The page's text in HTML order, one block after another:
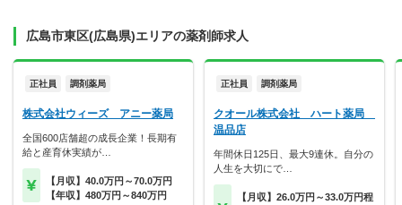
広島市東区(広島県)エリアの薬剤師求人
正社員 調剤薬局
株式会社ウィーズ アニー薬局
全国600店舗超の成長企業！長期有
給と産育休実績が…
【月収】40.0万円～70.0万円
【年収】480万円～840万円
正社員 調剤薬局
クオール株式会社 ハート薬局
温品店
年間休日125日、最大9連休。自分の
人生を大切にで…
【月収】26.0万円～33.0万円程